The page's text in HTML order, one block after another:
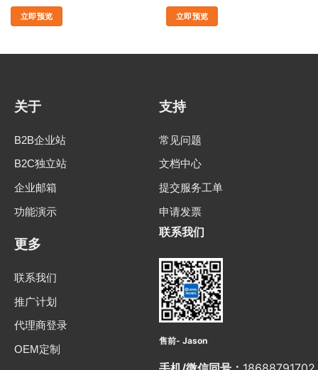
立即预览 立即预览
关于
B2B企业站
B2C独立站
企业邮箱
功能演示
支持
常见问题
文档中心
提交服务工单
申请发票
更多
联系我们
推广计划
代理商登录
OEM定制
联系我们
售前- Jason